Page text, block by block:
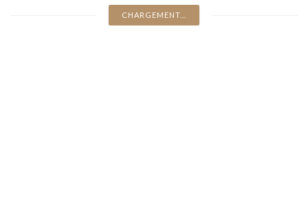
CHARGEMENT...